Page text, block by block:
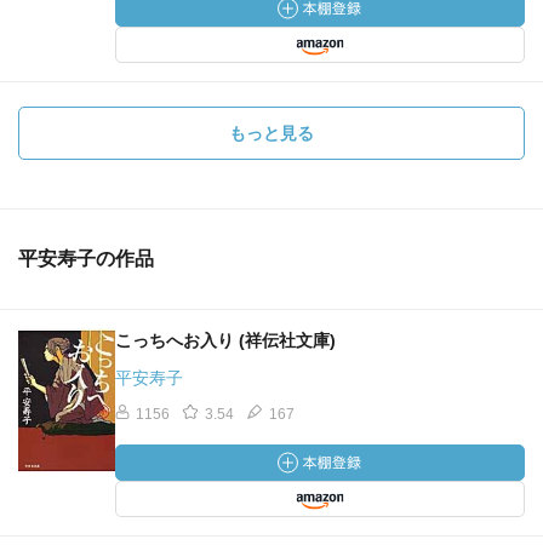
もっと見る
平安寿子の作品
こっちへお入り (祥伝社文庫)
平安寿子
1156 3.54 167